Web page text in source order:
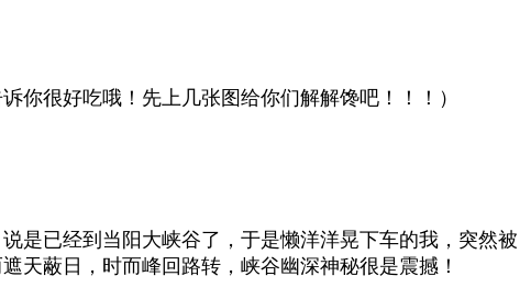
你很好吃哦！先上几张图给你们解解馋吧！！！）
是已经到当阳大峡谷了，于是懒洋洋晃下车的我，突然被
天蔽日，时而峰回路转，峡谷幽深神秘很是震撼！